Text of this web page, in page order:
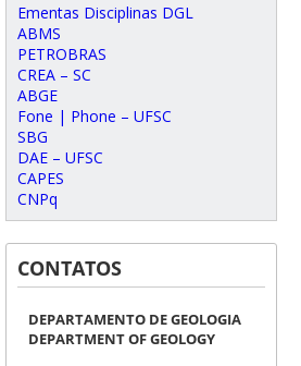
Ementas Disciplinas DGL
ABMS
PETROBRAS
CREA – SC
ABGE
Fone | Phone – UFSC
SBG
DAE – UFSC
CAPES
CNPq
CONTATOS
DEPARTAMENTO DE GEOLOGIA
DEPARTMENT OF GEOLOGY